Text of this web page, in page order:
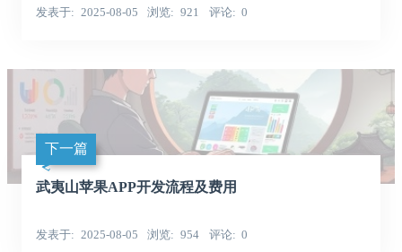
发表于 2025-08-05 浏览 921 评论 0
下一篇
武夷山苹果APP开发流程及费用
发表于 2025-08-05 浏览 954 评论 0